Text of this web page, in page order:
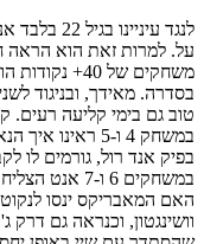
לנגד
על. למרות זאת הוא הראה
בסדרה. מאידך, ובניגוד
טוב גם בימי קליעה
במשחק 4 ו-5
בפיק אנד רול, גורמים לו
במשחקים 6 ו-
האם המאבריקס ינסו
וושינגטון, וכנראה גם דרק